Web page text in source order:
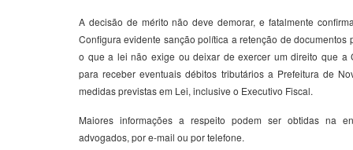
A decisão de mérito não deve demorar, e fatalmente
Configura evidente sanção política a retenção de documentos
o que a lei não exige ou deixar de exercer um direito que a
para receber eventuais débitos tributários a Prefeitura de
medidas previstas em Lei, inclusive o Executivo Fiscal.
Maiores informações a respeito podem ser obtidas na
advogados, por e-mail ou por telefone.